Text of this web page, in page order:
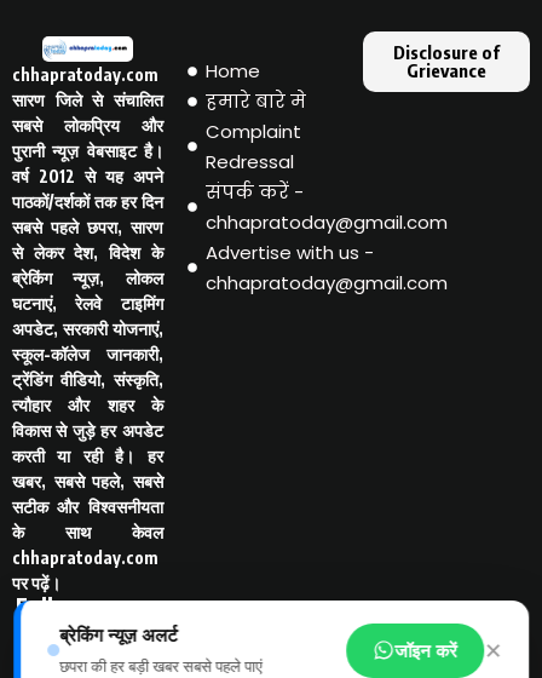
chhapratoday.com
सारण जिले से संचालित
सबसे लोकप्रिय और
पुरानी न्यूज़ वेबसाइट है।
वर्ष 2012 से यह अपने
पाठकों/दर्शकों तक हर दिन
सबसे पहले छपरा, सारण
से लेकर देश, विदेश के
ब्रेकिंग न्यूज़, लोकल
घटनाएं, रेलवे टाइमिंग
अपडेट, सरकारी योजनाएं,
स्कूल-कॉलेज जानकारी,
ट्रेंडिंग वीडियो, संस्कृति,
त्यौहार और शहर के
विकास से जुड़े हर अपडेट
करती या रही है। हर
खबर, सबसे पहले, सबसे
सटीक और विश्वसनीयता
के साथ केवल
chhapratoday.com
पर पढ़ें।
Follo
w Us
Home
हमारे बारे मे
Complaint
Redressal
संपर्क करें -
chhapratoday@gmail.com
Advertise with us -
chhapratoday@gmail.com
Disclosure of
Grievance
ब्रेकिंग न्यूज़ अलर्ट
छपरा की हर बड़ी खबर सबसे पहले पाएं
जॉइन करें ✕